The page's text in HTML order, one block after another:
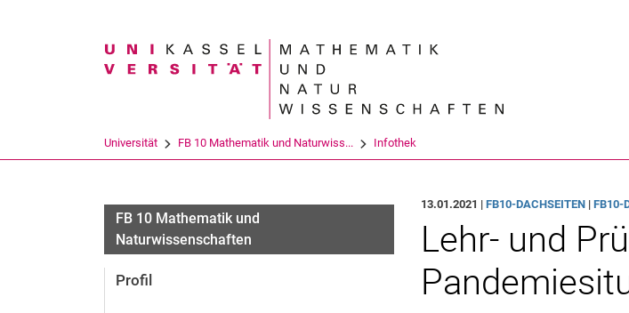
Suchbegriff
Universität FB 10 Mathematik und Naturwiss... Infothek
FB 10 Mathematik und
Naturwissenschaften
Profil
13.01.2021 |FB10-DACHSEITEN |FB10-
Lehr- und